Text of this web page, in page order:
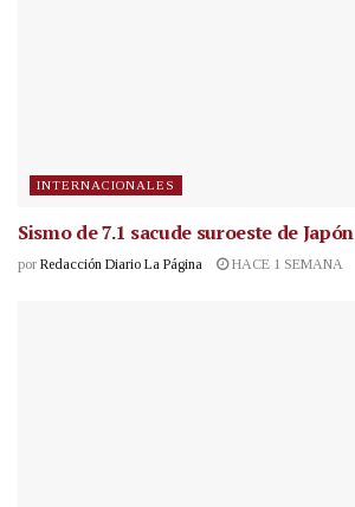
INTERNACIONALES
Sismo de 7.1 sacude suroeste de Japón
por Redacción Diario La Página HACE 1 SEMANA